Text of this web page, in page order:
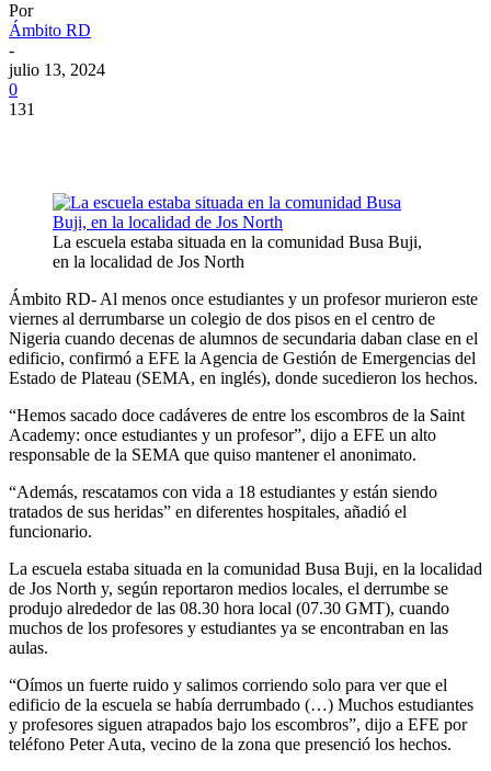
Por
Ámbito RD
-
julio 13, 2024
0
131
La escuela estaba situada en la comunidad Busa Buji,
en la localidad de Jos North
Ámbito RD- Al menos once estudiantes y un profesor murieron este
viernes al derrumbarse un colegio de dos pisos en el centro de
Nigeria cuando decenas de alumnos de secundaria daban clase en el
edificio, confirmó a EFE la Agencia de Gestión de Emergencias del
Estado de Plateau (SEMA, en inglés), donde sucedieron los hechos.
“Hemos sacado doce cadáveres de entre los escombros de la Saint
Academy: once estudiantes y un profesor”, dijo a EFE un alto
responsable de la SEMA que quiso mantener el anonimato.
“Además, rescatamos con vida a 18 estudiantes y están siendo
tratados de sus heridas” en diferentes hospitales, añadió el
funcionario.
La escuela estaba situada en la comunidad Busa Buji, en la localidad
de Jos North y, según reportaron medios locales, el derrumbe se
produjo alrededor de las 08.30 hora local (07.30 GMT), cuando
muchos de los profesores y estudiantes ya se encontraban en las
aulas.
“Oímos un fuerte ruido y salimos corriendo solo para ver que el
edificio de la escuela se había derrumbado (…) Muchos estudiantes
y profesores siguen atrapados bajo los escombros”, dijo a EFE por
teléfono Peter Auta, vecino de la zona que presenció los hechos.